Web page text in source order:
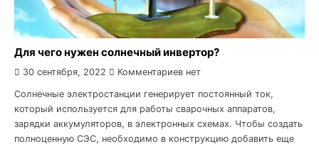
Для чего нужен солнечный инвертор?
30 сентября, 2022 Комментариев нет
Солнечные электростанции генерирует постоянный ток,
который используется для работы сварочных аппаратов,
зарядки аккумуляторов, в электронных схемах. Чтобы создать
полноценную СЭС, необходимо в конструкцию добавить еще